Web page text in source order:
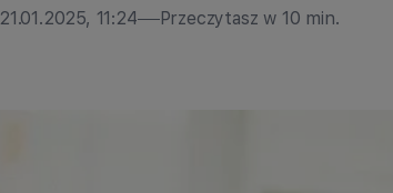
21.01.2025, 11:24 Przeczytasz w 10 min.